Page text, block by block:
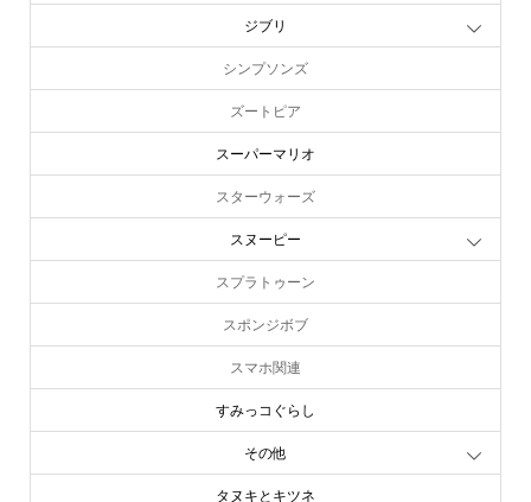
ジブリ
シンプソンズ
ズートピア
スーパーマリオ
スターウォーズ
スヌーピー
スプラトゥーン
スポンジボブ
スマホ関連
すみっコぐらし
その他
タヌキとキツネ